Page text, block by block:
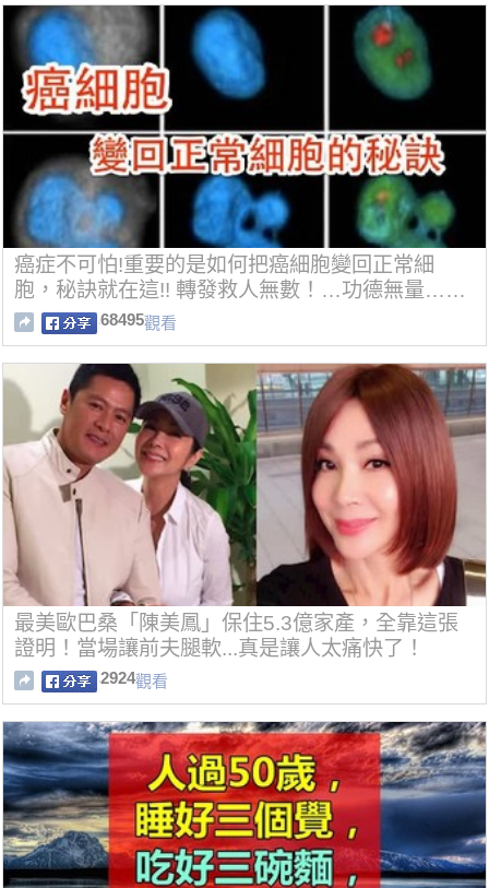
癌症不可怕!重要的是如何把癌細胞變回正常細
胞，秘訣就在這!! 轉發救人無數！…功德無量……
68495觀看
最美歐巴桑「陳美鳳」保住5.3億家產，全靠這張
證明！當場讓前夫腿軟...真是讓人太痛快了！
2924觀看